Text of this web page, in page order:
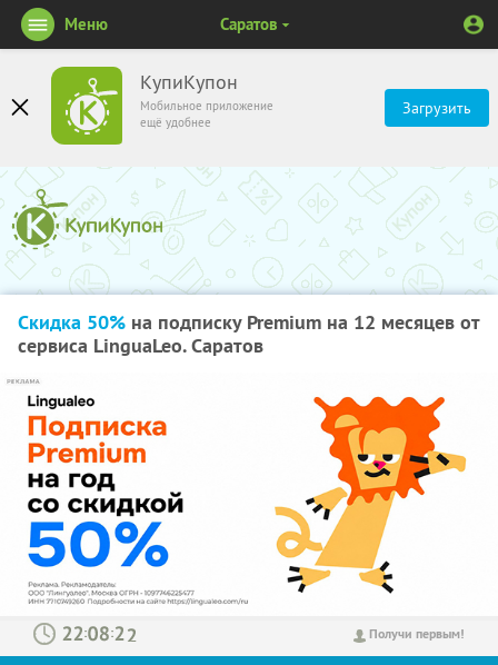
КупиКупон
Мобильное приложение
ещё удобнее
Загрузить
Меню Саратов
Скидка 50% на подписку Premium на 12 месяцев от
сервиса LinguaLeo. Саратов
Получи первым!
: :